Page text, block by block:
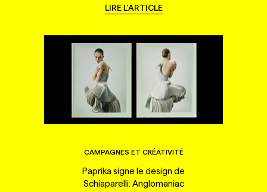
LIRE L'ARTICLE
CAMPAGNES ET CRÉATIVITÉ
Paprika signe le design de
Schiaparelli: Anglomaniac